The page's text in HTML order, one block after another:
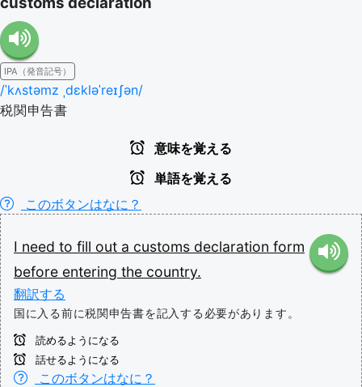
IPA（発音記号）
/ˈkʌstəmz ˌdɛkləˈreɪʃən/
税関申告書
意味を覚える
単語を覚える
このボタンはなに？
I need to fill out a customs declaration form
before entering the country.
翻訳する
国に入る前に税関申告書を記入する必要があります。
読めるようになる
話せるようになる
このボタンはなに？